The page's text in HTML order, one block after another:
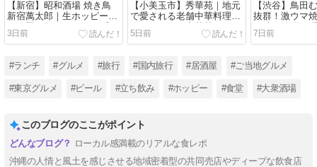
【新宿】昭和酒場 焼き鳥
新宿萬太郎｜生ホッピー飲
み放題！ 3500円コース実
食レポ
3日前
【小美玉市】秀華苑｜地元
で愛される老舗中華料理店
のカツカレー中華丼
5日前
【渋谷】鳥田
抜群！激ウマ
も味も抜群の
7日前
#ランチ #グルメ #旅行 #国内旅行 #居酒屋 #ご当地グルメ
#東京グルメ #ビール #立ち飲み #ホッピー #食堂 #大衆酒場
このブログのここがポイント
ローカル感満載のリアルな食レポ
沖縄の人情と風土を感じさせる地域密着型の共同売店やディープな飲食店